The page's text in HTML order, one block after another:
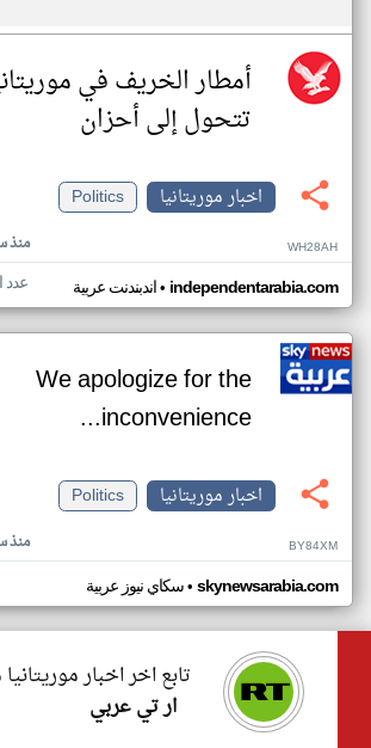
أمطار الخريف في
تتحول إلى أحزان
اخبار موريتانيا
Politics
منذ WH28AH
اندبندنت عربية• independentarabia.com عدد
We apologize for the
inconvenience...
اخبار موريتانيا
Politics
منذ BY84XM
سكاي نيوز عربية• skynewsarabia.com
تابع اخر اخبار
ار تي عربي